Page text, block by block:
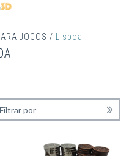
JOGOS / Lisboa
Filtrar por